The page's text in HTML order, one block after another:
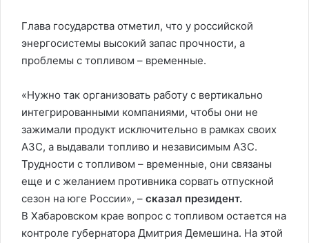
Глава государства отметил, что у российской
энергосистемы высокий запас прочности, а
проблемы с топливом – временные.
«Нужно так организовать работу с вертикально
интегрированными компаниями, чтобы они не
зажимали продукт исключительно в рамках своих
АЗС, а выдавали топливо и независимым АЗС.
Трудности с топливом – временные, они связаны
еще и с желанием противника сорвать отпускной
сезон на юге России», – сказал президент.
В Хабаровском крае вопрос с топливом остается на
контроле губернатора Дмитрия Демешина. На этой